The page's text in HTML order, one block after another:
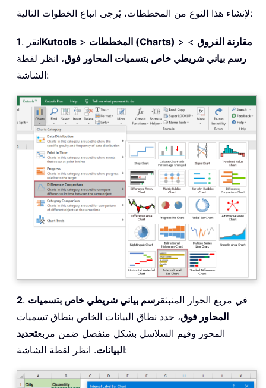
لإنشاء هذا النوع من المخططات، يُرجى اتباع الخطوات التالية:
1 . انقرKutools > المخططات (Charts) > مقارنة الفروق >
رسم بياني شريطي خاص بتسميات المحاور فوق، انظر لقطة
الشاشة:
2 . في مربع الحوار المنبثقرسم بياني شريطي خاص بتسميات
المحاور فوق، حدد نطاق البيانات الخاص بنطاق تسميات
المحور وقيم السلاسل بشكل منفصل ضمن مربعتحديد
البيانات. انظر لقطة الشاشة: